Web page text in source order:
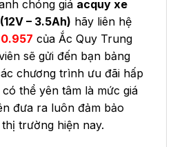
chóng giá acquy xe
– 3.5Ah) hãy liên hệ
của Ắc Quy Trung
sẽ gửi đến bạn bảng
chương trình ưu đãi hấp
thể yên tâm là mức giá
đưa ra luôn đảm bảo
trường hiện nay.